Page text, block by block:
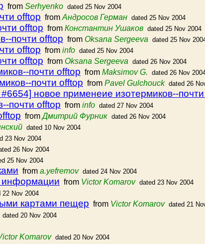
from Serhyenko dated 25 Nov 2004
offtop from Андросов Герман dated 25 Nov 2004
offtop from Константин Ушаков dated 25 Nov 2004
почти offtop from Oksana Sergeeva dated 25 Nov
offtop from info dated 25 Nov 2004
offtop from Oksana Sergeeva dated 26 Nov 2004
почти offtop from Maksimov G. dated 26 Nov
почти offtop from Pavel Gulchouck dated 26
новое применеие изотермиков--
почти offtop from info dated 27 Nov 2004
fromДмитрий Фурник dated 26 Nov 2004
dated 10 Nov 2004
23 Nov 2004
26 Nov 2004
25 Nov 2004
from a.yefremov dated 24 Nov 2004
информации from Victor Komarov dated 23 Nov 2004
22 Nov 2004
картами пещер from Victor Komarov dated 21
dated 20 Nov 2004
Komarov dated 20 Nov 2004